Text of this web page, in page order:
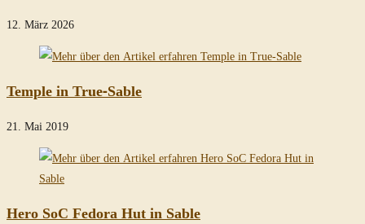
12. März 2026
Temple in True-Sable
21. Mai 2019
Hero SoC Fedora Hut in Sable